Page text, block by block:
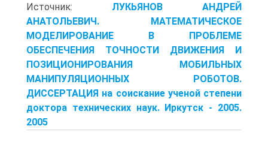
Источник: ЛУКЬЯНОВ АНДРЕЙ
АНАТОЛЬЕВИЧ. МАТЕМАТИЧЕСКОЕ
МОДЕЛИРОВАНИЕ В ПРОБЛЕМЕ
ОБЕСПЕЧЕНИЯ ТОЧНОСТИ ДВИЖЕНИЯ И
ПОЗИЦИОНИРОВАНИЯ МОБИЛЬНЫХ
МАНИПУЛЯЦИОННЫХ РОБОТОВ.
ДИССЕРТАЦИЯ на соискание ученой степени
доктора технических наук. Иркутск - 2005.
2005